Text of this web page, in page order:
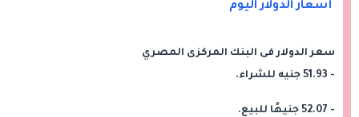
أسعار الدولار اليوم
سعر الدولار فى البنك المركزى المصري
- 51.93 جنيه للشراء.
- 52.07 جنيهًا للبيع.